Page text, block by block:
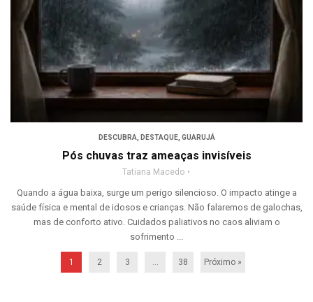
DESCUBRA DESTAQUE, GUARUJÁ
Pós chuvas traz ameaças invisíveis
Tatiana Macedo
Quando a água baixa, surge um perigo silencioso. O impacto atinge a
saúde física e mental de idosos e crianças. Não falaremos de galochas,
mas de conforto ativo. Cuidados paliativos no caos aliviam o
sofrimento ...
1 2 3 38 Próximo »